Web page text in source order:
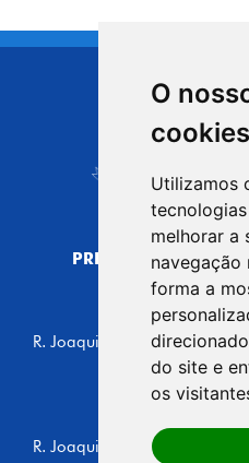
O
cookies
Utilizamos
melhorar a
navegação
forma a
do site e
os
PREFEITURA
CNPJ:
CENTRO
R. Joaquim das Neves, 211 -
CEP:
Telefone:
GABINETE
R. Joaquim das Neves, 205 -